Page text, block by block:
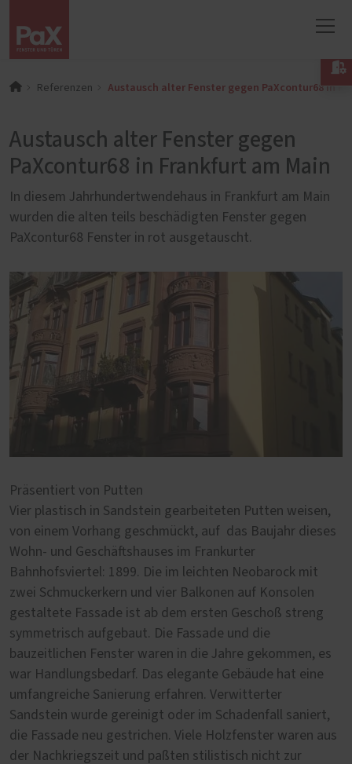
Referenzen Austausch alter Fenster gegen PaXcontur68 in
Austausch alter Fenster gegen
PaXcontur68 in Frankfurt am Main
In diesem Jahrhundertwendehaus in Frankfurt am Main
wurden die alten teils beschädigten Fenster gegen
PaXcontur68 Fenster in rot ausgetauscht.
Präsentiert von Putten
Vier plastisch in Sandstein gearbeiteten Putten weisen,
von einem Vorhang geschmückt, auf das Baujahr dieses
Wohn- und Geschäftshauses im Frankurter
Bahnhofsviertel: 1899. Die im leichten Neobarock mit
zwei Schmuckerkern und vier Balkonen auf Konsolen
gestaltete Fassade ist ab dem ersten Geschoß streng
symmetrisch aufgebaut. Die Fassade und die
bauzeitlichen Fenster waren in die Jahre gekommen, es
war Handlungsbedarf. Das elegante Gebäude hat eine
umfangreiche Sanierung erfahren. Verwitterter
Sandstein wurde gereinigt oder im Schadenfall saniert,
die Fassade neu gestrichen. Viele Holzfenster waren aus
der Nachkriegszeit und paßten stilistisch nicht zur
